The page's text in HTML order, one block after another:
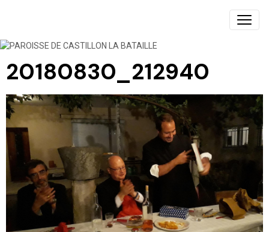
PAROISSE DE CASTILLON LA BATAILLE
20180830_212940